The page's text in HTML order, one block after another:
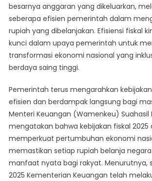
besarnya anggaran yang dikeluarkan,
seberapa efisien pemerintah dalam
rupiah yang dibelanjakan. Efisiensi fiskal
kunci dalam upaya pemerintah untuk
transformasi ekonomi nasional yang
berdaya saing tinggi.
Pemerintah terus mengarahkan
efisien dan berdampak langsung bagi
Menteri Keuangan (Wamenkeu) Suahasil
mengatakan bahwa kebijakan fiskal 2025
memperkuat pertumbuhan ekonomi
memastikan setiap rupiah belanja
manfaat nyata bagi rakyat. Menurutnya,
2025 Kementerian Keuangan telah